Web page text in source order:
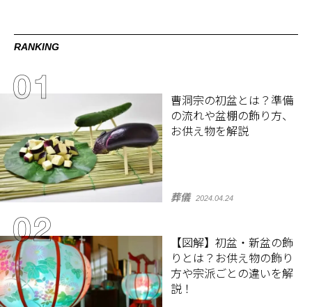
RANKING
曹洞宗の初盆とは？準備
の流れや盆棚の飾り方、
お供え物を解説
葬儀 2024.04.24
【図解】初盆・新盆の飾
りとは？お供え物の飾り
方や宗派ごとの違いを解
説！